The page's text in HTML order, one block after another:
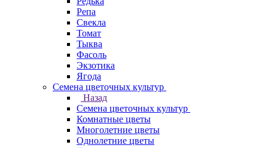
Репа
Свекла
Томат
Тыква
Фасоль
Экзотика
Ягода
Семена цветочных культур
Назад
Семена цветочных культур
Комнатные цветы
Многолетние цветы
Однолетние цветы